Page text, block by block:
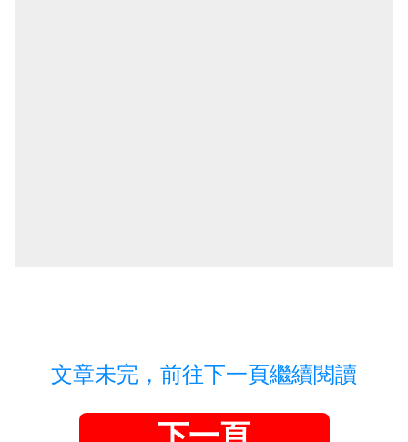
文章未完，前往下一頁繼續閱讀